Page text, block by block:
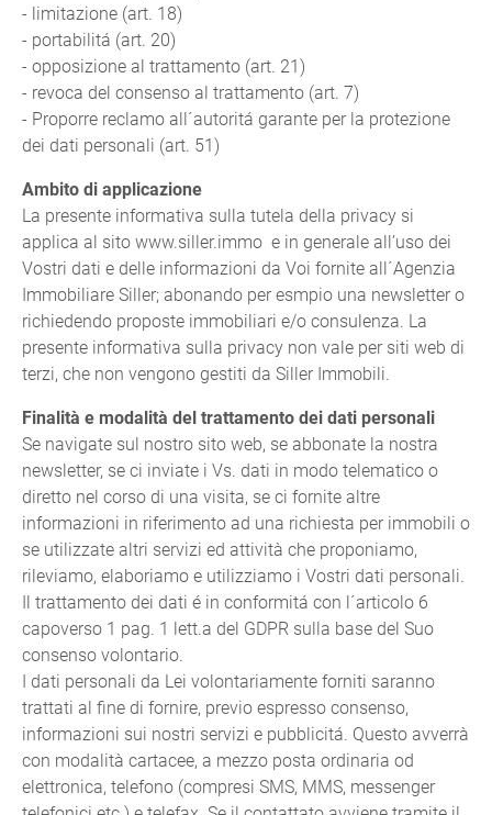
- limitazione (art. 18)
- portabilitá (art. 20)
- opposizione al trattamento (art. 21)
- revoca del consenso al trattamento (art. 7)
- Proporre reclamo all´autoritá garante per la protezione
dei dati personali (art. 51)
Ambito di applicazione
La presente informativa sulla tutela della privacy si
applica al sito www.siller.immo e in generale all’uso dei
Vostri dati e delle informazioni da Voi fornite all´Agenzia
Immobiliare Siller; abonando per esmpio una newsletter o
richiedendo proposte immobiliari e/o consulenza. La
presente informativa sulla privacy non vale per siti web di
terzi, che non vengono gestiti da Siller Immobili.
Finalità e modalità del trattamento dei dati personali
Se navigate sul nostro sito web, se abbonate la nostra
newsletter, se ci inviate i Vs. dati in modo telematico o
diretto nel corso di una visita, se ci fornite altre
informazioni in riferimento ad una richiesta per immobili o
se utilizzate altri servizi ed attività che proponiamo,
rileviamo, elaboriamo e utilizziamo i Vostri dati personali.
Il trattamento dei dati é in conformitá con l´articolo 6
capoverso 1 pag. 1 lett.a del GDPR sulla base del Suo
consenso volontario.
I dati personali da Lei volontariamente forniti saranno
trattati al fine di fornire, previo espresso consenso,
informazioni sui nostri servizi e pubblicitá. Questo avverrà
con modalità cartacee, a mezzo posta ordinaria od
elettronica, telefono (compresi SMS, MMS, messenger